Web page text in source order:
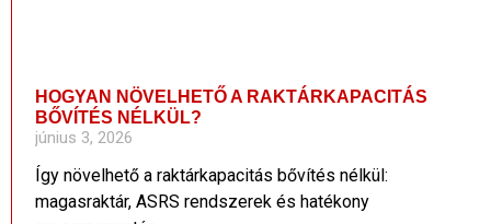
HOGYAN NÖVELHETŐ A RAKTÁRKAPACITÁS
BŐVÍTÉS NÉLKÜL?
június 3, 2026
Így növelhető a raktárkapacitás bővítés nélkül:
magasraktár, ASRS rendszerek és hatékony